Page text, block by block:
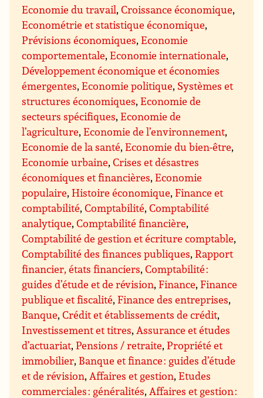
Economie du travail,Croissance économique,
Econométrie et statistique économique,
Prévisions économiques,Economie
comportementale,Economie internationale,
Développement économique et économies
émergentes,Economie politique, Systèmes et
structures économiques,Economie de
secteurs spécifiques,Economie de
l’agriculture,Economie de l’environnement,
Economie de la santé,Economie du bien-être,
Economie urbaine,Crises et désastres
économiques et financières,Economie
populaire,Histoire économique,Finance et
comptabilité,Comptabilité,Comptabilité
analytique,Comptabilité financière,
Comptabilité de gestion et écriture comptable,
Comptabilité des finances publiques,Rapport
financier, états financiers,Comptabilité :
guides d’étude et de révision,Finance,Finance
publique et fiscalité,Finance des entreprises,
Banque,Crédit et établissements de crédit,
Investissement et titres,Assurance et études
d’actuariat,Pensions / retraite,Propriété et
immobilier, Banque et finance : guides d’étude
et de révision,Affaires et gestion,Etudes
commerciales : généralités,Affaires et gestion :